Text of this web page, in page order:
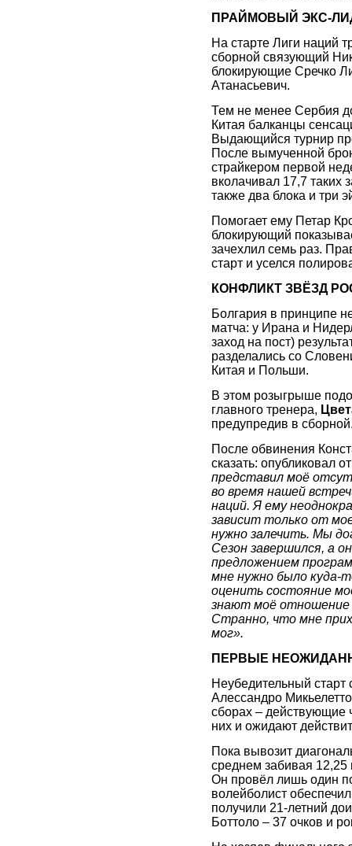
ПРАЙМОВЫЙ ЭКС-
На старте Лиги наций
сборной связующий
блокирующие Сречко
Атанасьевич.
Тем не менее Сербия
Китая балканцы
Выдающийся турнир
После вымученной
страйкером первой
вколачивал 17,7 таких
также два блока и три
Помогает ему Петар
блокирующий
зачехлил семь раз.
старт и уселся
КОНФЛИКТ ЗВЁЗД
Болгария в принципе
матча: у Ирана и
заход на пост)
разделались со
Китая и Польши.
В этом розыгрыше
главного тренера,
предупредив в
После обвинения
сказать: опубликовал
представил моё
во время нашей
наций. Я ему
зависит только от
нужно залечить. Мы
Сезон завершился, а
предложением
мне нужно было куда-
оценить состояние
знают моё отношение
Странно, что мне
мог».
ПЕРВЫЕ
Неубедительный
Алессандро
сборах – действующие
них и ожидают
Пока вывозит
среднем забивая 12,25
Он провёл лишь один
волейболист
получили 21-летний
Боттоло – 37 очков и